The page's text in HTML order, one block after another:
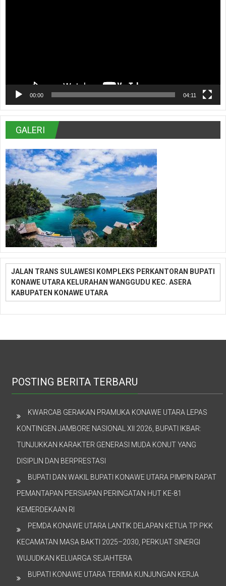
00:00 04:11
GALERI
JALAN TRANS SULAWESI KOMPLEKS PERKANTORAN BUPATI
KONAWE UTARA KELURAHAN WANGGUDU KEC. ASERA
KABUPATEN KONAWE UTARA
POSTING BERITA TERBARU
KWARCAB GERAKAN PRAMUKA KONAWE UTARA LEPAS
KONTINGEN JAMBORE NASIONAL XII 2026, BUPATI IKBAR:
TUNJUKKAN KARAKTER GENERASI MUDA KONUT YANG
DISIPLIN DAN BERPRESTASI
BUPATI DAN WAKIL BUPATI KONAWE UTARA PIMPIN RAPAT
PEMANTAPAN PERSIAPAN PERINGATAN HUT KE-81
KEMERDEKAAN RI
PEMDA KONAWE UTARA LANTIK DELAPAN KETUA TP PKK
KECAMATAN MASA BAKTI 2025–2030, PERKUAT SINERGI
WUJUDKAN KELUARGA SEJAHTERA
BUPATI KONAWE UTARA TERIMA KUNJUNGAN KERJA